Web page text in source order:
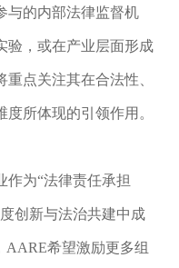
与的内部法律监督机
验，或在产业层面形成
点关注其在合法性、
所体现的引领作用。
作为“法律责任承担
创新与法治共建中成
AARE希望激励更多组